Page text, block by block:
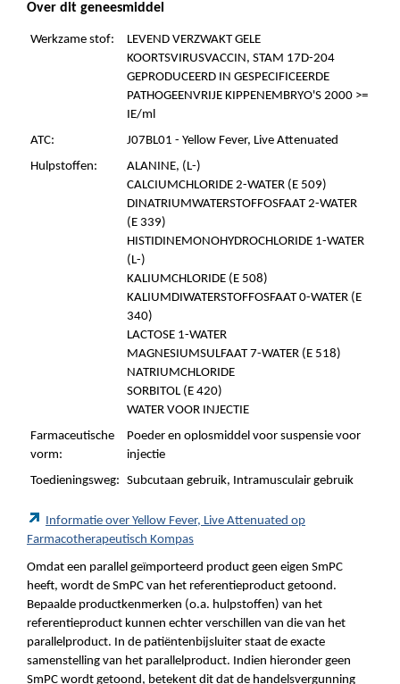
Over dit geneesmiddel
Werkzame stof:
LEVEND VERZWAKT GELE
KOORTSVIRUSVACCIN, STAM 17D-204
GEPRODUCEERD IN GESPECIFICEERDE
PATHOGEENVRIJE KIPPENEMBRYO'S 2000 >=
IE/ml
ATC:
J07BL01 - Yellow Fever, Live Attenuated
Hulpstoffen:
ALANINE, (L-)
CALCIUMCHLORIDE 2-WATER (E 509)
DINATRIUMWATERSTOFFOSFAAT 2-WATER
(E 339)
HISTIDINEMONOHYDROCHLORIDE 1-WATER
(L-)
KALIUMCHLORIDE (E 508)
KALIUMDIWATERSTOFFOSFAAT 0-WATER (E
340)
LACTOSE 1-WATER
MAGNESIUMSULFAAT 7-WATER (E 518)
NATRIUMCHLORIDE
SORBITOL (E 420)
WATER VOOR INJECTIE
Farmaceutische
vorm:
Poeder en oplosmiddel voor suspensie voor
injectie
Toedieningsweg: Subcutaan gebruik, Intramusculair gebruik
Informatie over Yellow Fever, Live Attenuated op
Farmacotherapeutisch Kompas
Omdat een parallel geïmporteerd product geen eigen SmPC
heeft, wordt de SmPC van het referentieproduct getoond.
Bepaalde productkenmerken (o.a. hulpstoffen) van het
referentieproduct kunnen echter verschillen van die van het
parallelproduct. In de patiëntenbijsluiter staat de exacte
samenstelling van het parallelproduct. Indien hieronder geen
SmPC wordt getoond, betekent dit dat de handelsvergunning